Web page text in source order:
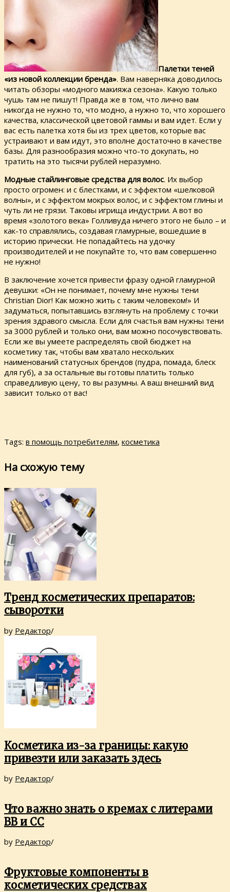
Палетки теней
«из новой коллекции бренда». Вам наверняка доводилось
читать обзоры «модного макияжа сезона». Какую только
чушь там не пишут! Правда же в том, что лично вам
никогда не нужно то, что модно, а нужно то, что хорошего
качества, классической цветовой гаммы и вам идет. Если у
вас есть палетка хотя бы из трех цветов, которые вас
устраивают и вам идут, это вполне достаточно в качестве
базы. Для разнообразия можно что-то докупать, но
тратить на это тысячи рублей неразумно.
Модные стайлинговые средства для волос. Их выбор
просто огромен: и с блестками, и с эффектом «шелковой
волны», и с эффектом мокрых волос, и с эффектом глины и
чуть ли не грязи. Таковы игрища индустрии. А вот во
время «золотого века» Голливуда ничего этого не было – и
как-то справлялись, создавая гламурные, вошедшие в
историю прически. Не попадайтесь на удочку
производителей и не покупайте то, что вам совершенно
не нужно!
В заключение хочется привести фразу одной гламурной
девушки: «Он не понимает, почему мне нужны тени
Christian Dior! Как можно жить с таким человеком!» И
задуматься, попытавшись взглянуть на проблему с точки
зрения здравого смысла. Если для счастья вам нужны тени
за 3000 рублей и только они, вам можно посочувствовать.
Если же вы умеете распределять свой бюджет на
косметику так, чтобы вам хватало нескольких
наименований статусных брендов (пудра, помада, блеск
для губ), а за остальные вы готовы платить только
справедливую цену, то вы разумны. А ваш внешний вид
зависит только от вас!
Tags: в помощь потребителям, косметика
На схожую тему
Тренд косметических препаратов:
сыворотки
by Редактор/
Косметика из-за границы: какую
привезти или заказать здесь
by Редактор/
Что важно знать о кремах с литерами
ВВ и СС
by Редактор/
Фруктовые компоненты в
косметических средствах